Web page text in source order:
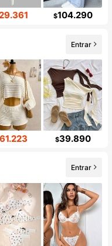
$104.290
Entrar
$39.890
Entrar